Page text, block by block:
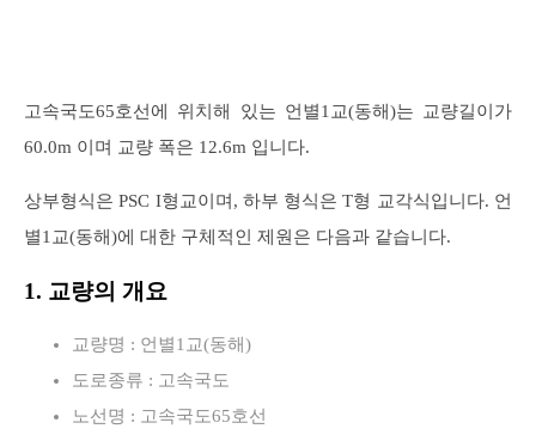
고속국도65호선에 위치해 있는 언별1교(동해)는 교량길이가
60.0m 이며 교량 폭은 12.6m 입니다.
상부형식은 PSC I형교이며, 하부 형식은 T형 교각식입니다. 언
별1교(동해)에 대한 구체적인 제원은 다음과 같습니다.
1. 교량의 개요
교량명 : 언별1교(동해)
도로종류 : 고속국도
노선명 : 고속국도65호선